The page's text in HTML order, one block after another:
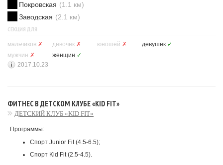
Покровская (1.1 км)
Заводская (2.1 км)
СЕКЦИЯ ДЛЯ
мальчиков ✗ девочек ✗ юношей ✗ девушек ✓
мужчин ✗ женщин ✓
2017.10.23
ФИТНЕС В ДЕТСКОМ КЛУБЕ «KID FIT»
ДЕТСКИЙ КЛУБ «KID FIT»
Программы:
Спорт Junior Fit (4.5-6.5);
Спорт Kid Fit (2.5-4.5).